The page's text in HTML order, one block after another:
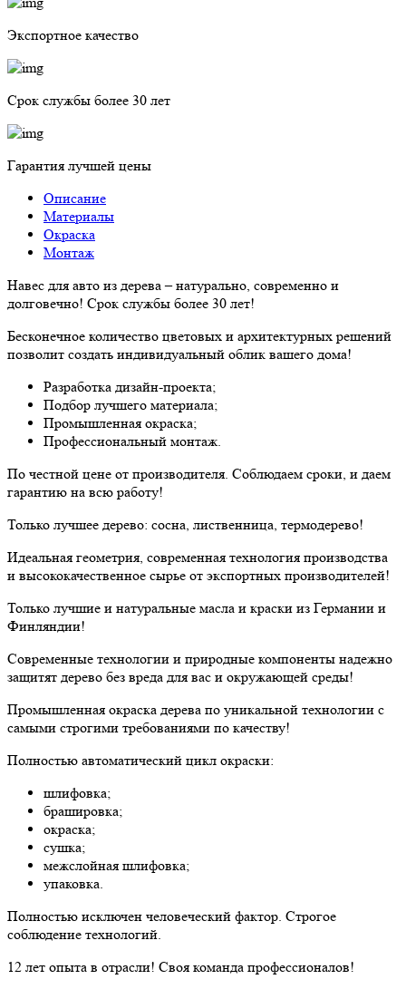
Экспортное качество
Cрок службы более 30 лет
Гарантия лучшей цены
Описание
Материалы
Окраска
Монтаж
Навес для авто из дерева – натурально, современно и
долговечно! Срок службы более 30 лет!
Бесконечное количество цветовых и архитектурных решений
позволит создать индивидуальный облик вашего дома!
Разработка дизайн-проекта;
Подбор лучшего материала;
Промышленная окраска;
Профессиональный монтаж.
По честной цене от производителя. Соблюдаем сроки, и даем
гарантию на всю работу!
Только лучшее дерево: сосна, лиственница, термодерево!
Идеальная геометрия, современная технология производства
и высококачественное сырье от экспортных производителей!
Только лучшие и натуральные масла и краски из Германии и
Финляндии!
Современные технологии и природные компоненты надежно
защитят дерево без вреда для вас и окружающей среды!
Промышленная окраска дерева по уникальной технологии с
самыми строгими требованиями по качеству!
Полностью автоматический цикл окраски:
шлифовка;
брашировка;
окраска;
сушка;
межслойная шлифовка;
упаковка.
Полностью исключен человеческий фактор. Строгое
соблюдение технологий.
12 лет опыта в отрасли! Своя команда профессионалов!